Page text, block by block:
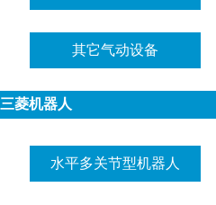
其它气动设备
三菱机器人
水平多关节型机器人